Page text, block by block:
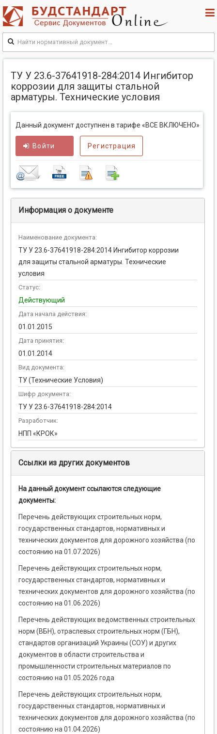
ТУ У 23.6-37641918-284:2014 Ингибитор
коррозии для защиты стальной
арматуры. Технические условия
Данный документ доступнен в тарифе «ВСЕ ВКЛЮЧЕНО»
Войти Регистрация
Информация о документе
Наименование документа:
ТУ У 23.6-37641918-284:2014 Ингибитор коррозии
для защиты стальной арматуры. Технические
условия
Статус:
Действующий
Дата начала действия:
01.01.2015
Дата принятия:
01.01.2014
Вид документа:
ТУ (Технические Условия)
Шифр документа:
ТУ У 23.6-37641918-284:2014
Разработчик:
НПП «КРОК»
Ссылки из других документов
На данный документ ссылаются следующие
документы:
Перечень действующих строительных норм,
государственных стандартов, нормативных и
технических документов для дорожного хозяйства (по
состоянию на 01.07.2026)
Перечень действующих строительных норм,
государственных стандартов, нормативных и
технических документов для дорожного хозяйства (по
состоянию на 01.06.2026)
Перечень действующих ведомственных строительных
норм (ВБН), отраслевых строительных норм (ГБН),
стандартов организаций Украины (СОУ) и других
документов в области строительства и
промышленности строительных материалов по
состоянию на 01.05.2026 года
Перечень действующих строительных норм,
государственных стандартов, нормативных и
технических документов для дорожного хозяйства (по
состоянию на 01.04.2026)